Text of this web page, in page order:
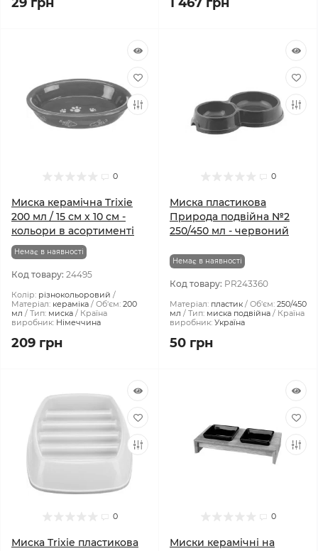
0
Миска керамічна Trixie
200 мл / 15 см x 10 см -
кольори в асортименті
Немає в наявності
Код товару: 24495
Колір: різнокольоровий
Матеріал: кераміка Об'єм: 200
мл
Тип: миска
Країна
виробник: Німеччина
209 грн
0
Миска пластикова
Природа подвійна №2
250/450 мл - червоний
Немає в наявності
Код товару: PR243360
Матеріал: пластик Об'єм: 250/450
мл
Тип: миска подвійна
Країна
виробник: Україна
50 грн
0
Миска Trixie пластикова
0
Миски керамічні на